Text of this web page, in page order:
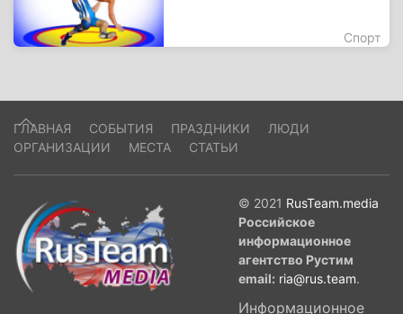
Спорт
ГЛАВНАЯ СОБЫТИЯ ПРАЗДНИКИ
ЛЮДИ
ОРГАНИЗАЦИИ
МЕСТА СТАТЬИ
© 2021 RusTeam.media
Российское
информационное
агентство Рустим
email: ria@rus.team.
Информационное